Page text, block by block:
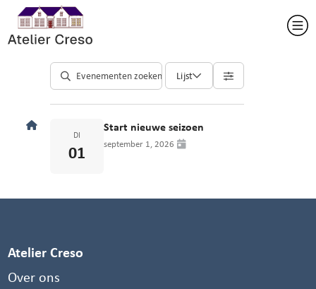
Lijst
DI
01
Start nieuwe seizoen
september 1, 2026
Atelier Creso
Over ons